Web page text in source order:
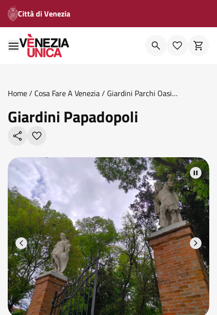
Città di Venezia
Home/ Cosa Fare A Venezia/ Giardini Parchi Oasi
Giardini Papadopoli